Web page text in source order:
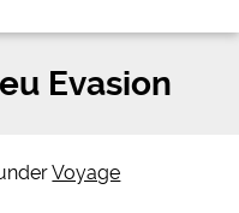
Evasion
Voyage